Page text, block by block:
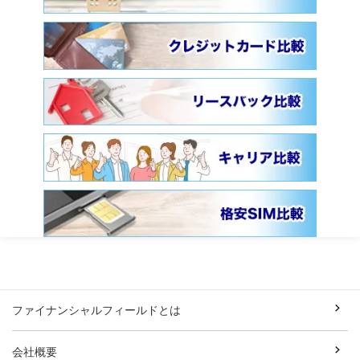
ファイナンシャルフィールドとは
会社概要